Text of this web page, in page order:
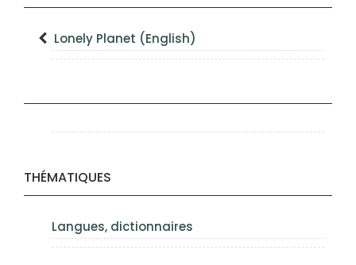
Lonely Planet (English)
THÉMATIQUES
Langues, dictionnaires